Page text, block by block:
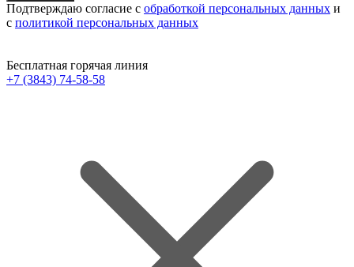
Подтверждаю согласие с обработкой персональных данных и
с политикой персональных данных
Бесплатная горячая линия
+7 (3843) 74-58-58